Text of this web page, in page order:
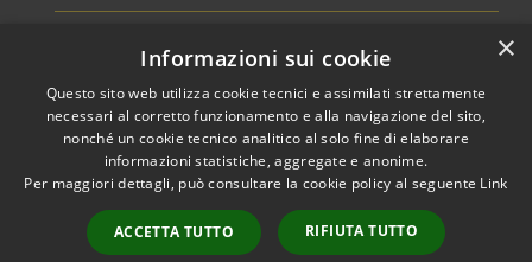
RSS
Accessibilità
Cookie
Mappa del sito
Area riservata del
Copyright © 2026 • Comune di
Taranto • Powered by
Municipium•Accesso
redazione
×
Informazioni sui cookie
Questo sito web utilizza cookie tecnici e assimilati strettamente
necessari al corretto funzionamento e alla navigazione del sito,
nonché un cookie tecnico analitico al solo fine di elaborare
informazioni statistiche, aggregate e anonime.
Per maggiori dettagli, può consultare la cookie policy al seguente Link
ACCETTA TUTTO RIFIUTA TUTTO